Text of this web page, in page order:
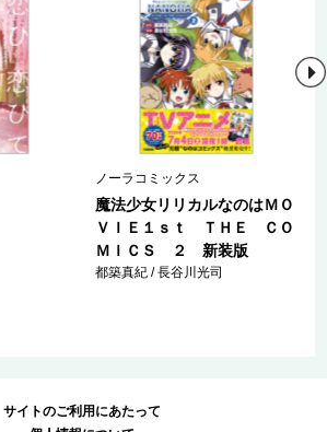
ノーラコミックス
魔法少女リリカルなのはＭＯ
ＶＩＥ１ｓｔ ＴＨＥ ＣＯ
ＭＩＣＳ ２ 新装版
都築真紀 / 長谷川光司
サイトのご利用にあたって